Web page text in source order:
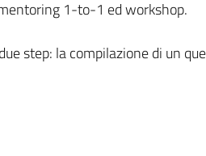
1-to-1 ed workshop.
step: la compilazione di un